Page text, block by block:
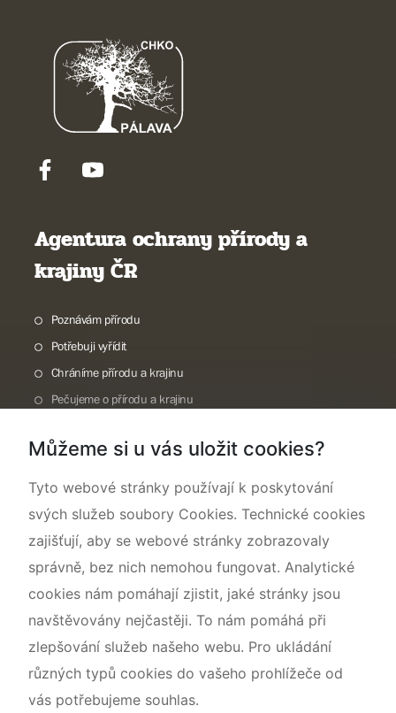
Agentura ochrany přírody a
krajiny ČR
Poznávám přírodu
Potřebuji vyřídit
Chráníme přírodu a krajinu
Pečujeme o přírodu a krajinu
O nás
Můžeme si u vás uložit cookies?
Tyto webové stránky používají k poskytování
svých služeb soubory Cookies. Technické cookies
zajišťují, aby se webové stránky zobrazovaly
správně, bez nich nemohou fungovat. Analytické
cookies nám pomáhají zjistit, jaké stránky jsou
navštěvovány nejčastěji. To nám pomáhá při
zlepšování služeb našeho webu. Pro ukládání
různých typů cookies do vašeho prohlížeče od
vás potřebujeme souhlas.